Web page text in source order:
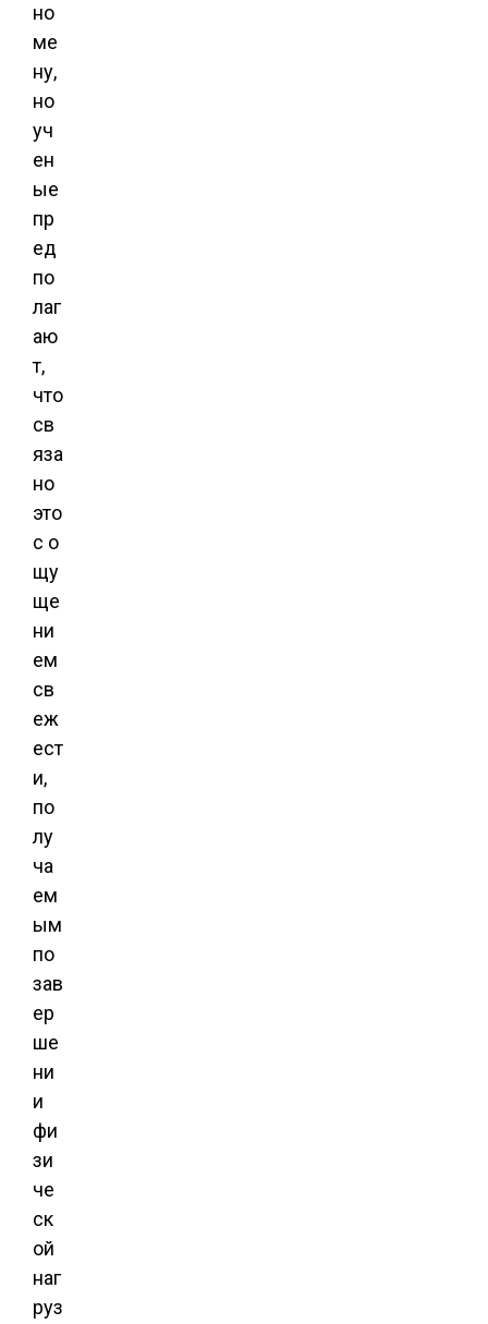
но
ме
ну,
но
уч
ен
ые
пр
ед
по
лаг
аю
т,
что
св
яза
но
это
с о
щу
ще
ни
ем
св
еж
ест
и,
по
лу
ча
ем
ым
по
зав
ер
ше
ни
и
фи
зи
че
ск
ой
наг
руз